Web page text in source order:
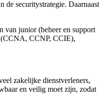
securitystrategie. Daarnaast
van junior (beheer en support
(CCNA, CCNP, CCIE),
zakelijke dienstverleners,
en veilig moet zijn, zodat